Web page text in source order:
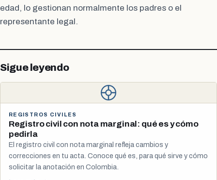
edad, lo gestionan normalmente los padres o el
representante legal.
Sigue leyendo
REGISTROS CIVILES
Registro civil con nota marginal: qué es y cómo
pedirla
El registro civil con nota marginal refleja cambios y
correcciones en tu acta. Conoce qué es, para qué sirve y cómo
solicitar la anotación en Colombia.